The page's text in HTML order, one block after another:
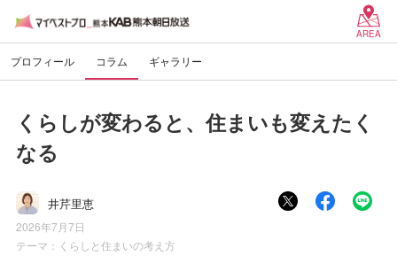
AREA
プロフィール コラム ギャラリー
くらしが変わると、住まいも変えたく
なる
井芹里恵
2026年7月7日
テーマ： くらしと住まいの考え方